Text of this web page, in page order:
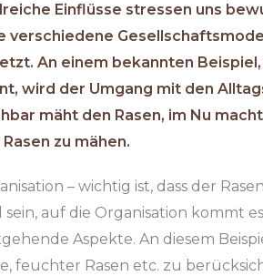
Einflüsse stressen uns
verschiedene
An einem bekannten
wird der Umgang mit den
mäht den Rasen, im Nu
zu mähen.
– wichtig ist, dass der
sein, auf die Organisation kommt
Aspekte. An diesem
feuchter Rasen etc. zu